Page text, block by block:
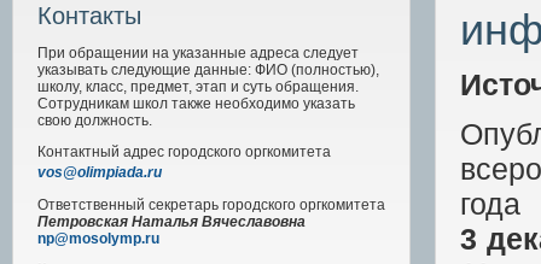
Контакты
При обращении на указанные адреса следует
указывать следующие данные: ФИО (полностью),
школу, класс, предмет, этап и суть обращения.
Сотрудникам школ также необходимо указать
свою должность.
Контактный адрес городского оргкомитета
vos@olimpiada.ru
Ответственный секретарь городского оргкомитета
Петровская Наталья Вячеславовна
np@mosolymp.ru
3